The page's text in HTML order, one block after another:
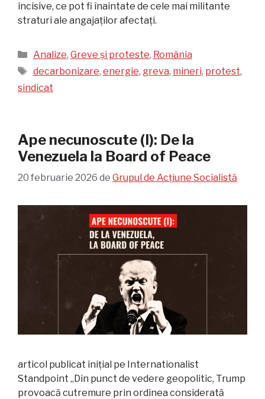
incisive, ce pot fi înaintate de cele mai militante
straturi ale angajaților afectați.
Categorii
Analize, Greve și proteste, România
Etichete
decarbonizare, energie, greva, mineri, protest,
sindicat
Ape necunoscute (I): De la
Venezuela la Board of Peace
20 februarie 2026 de Grupul de Acțiune Socialistă
articol publicat inițial pe Internationalist
Standpoint „Din punct de vedere geopolitic, Trump
provoacă cutremure prin ordinea considerată